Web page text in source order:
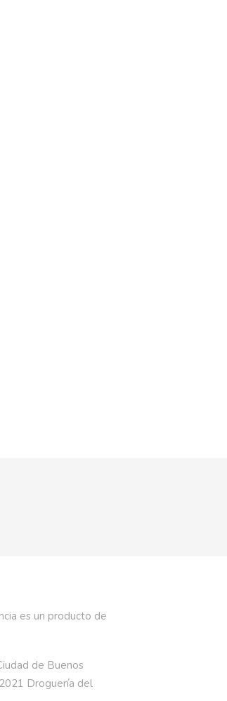
es un producto de
de Buenos
Droguería del